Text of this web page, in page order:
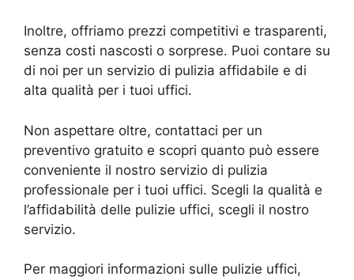
Inoltre, offriamo prezzi competitivi e trasparenti,
senza costi nascosti o sorprese. Puoi contare su
di noi per un servizio di pulizia affidabile e di
alta qualità per i tuoi uffici.
Non aspettare oltre, contattaci per un
preventivo gratuito e scopri quanto può essere
conveniente il nostro servizio di pulizia
professionale per i tuoi uffici. Scegli la qualità e
l’affidabilità delle pulizie uffici, scegli il nostro
servizio.
Per maggiori informazioni sulle pulizie uffici,